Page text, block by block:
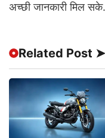
अच्छी जानकारी मिल सके.
Related Post ➤